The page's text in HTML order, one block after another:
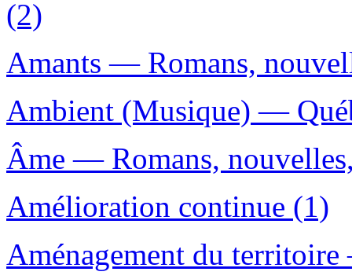
(2)
Amants — Romans,
Ambient (Musique) —
Âme — Romans,
Amélioration continue (1)
Aménagement du